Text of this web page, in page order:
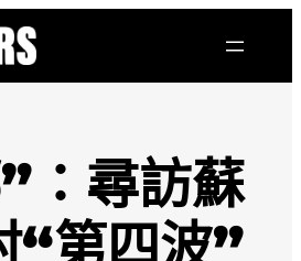
：尋訪蘇
“第四波”